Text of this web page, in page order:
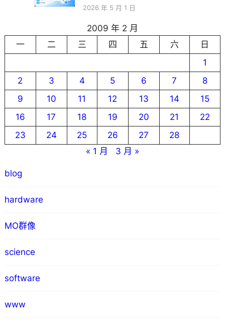
2026 年 5 月 1 日
2009 年 2 月
一
二 三 四 五 六
日
1
2
3 4 5 6 7
8
9
10 11 12 13 14
15
16
17 18 19 20 21
22
23
24 25 26 27
28
« 1 月
3 月 »
blog
hardware
MO群像
science
software
www